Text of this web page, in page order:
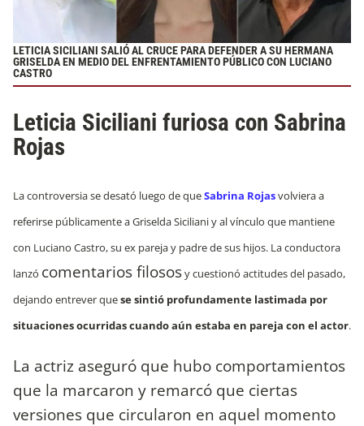
LETICIA SICILIANI SALIÓ AL CRUCE PARA DEFENDER A SU HERMANA
GRISELDA EN MEDIO DEL ENFRENTAMIENTO PÚBLICO CON LUCIANO
CASTRO
Leticia Siciliani furiosa con Sabrina
Rojas
La controversia se desató luego de queSabrina Rojasvolviera a
referirse públicamente a Griselda Siciliani y al vínculo que mantiene
con Luciano Castro, su ex pareja y padre de sus hijos. La conductora
lanzó comentarios filososy cuestionó actitudes del pasado,
dejando entrever quese sintió profundamente lastimada por
situaciones ocurridas cuando aún estaba en pareja con el actor.
La actriz aseguró que hubo comportamientos
que la marcaron y remarcó que ciertas
versiones que circularon en aquel momento